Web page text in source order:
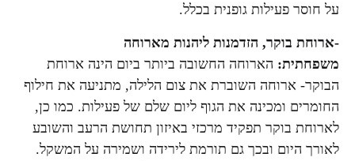
על חוסר פעילות גופנית בכלל.
-ארוחת בוקר, הזדמנות ליהנות מארוחה
משפחתית: הארוחה החשובה ביותר ביום הינה ארוחת
הבוקר- ארוחה השוברת את צום הלילה, מתניעה את חילוף
החומרים ומכינה את הגוף ליום שלם של פעילות. כמו כן,
לארוחת בוקר תפקיד מרכזי באיזון תחושת הרעב והשובע
לאורך היום ובכך גם תורמת לירידה ושמירה על המשקל.